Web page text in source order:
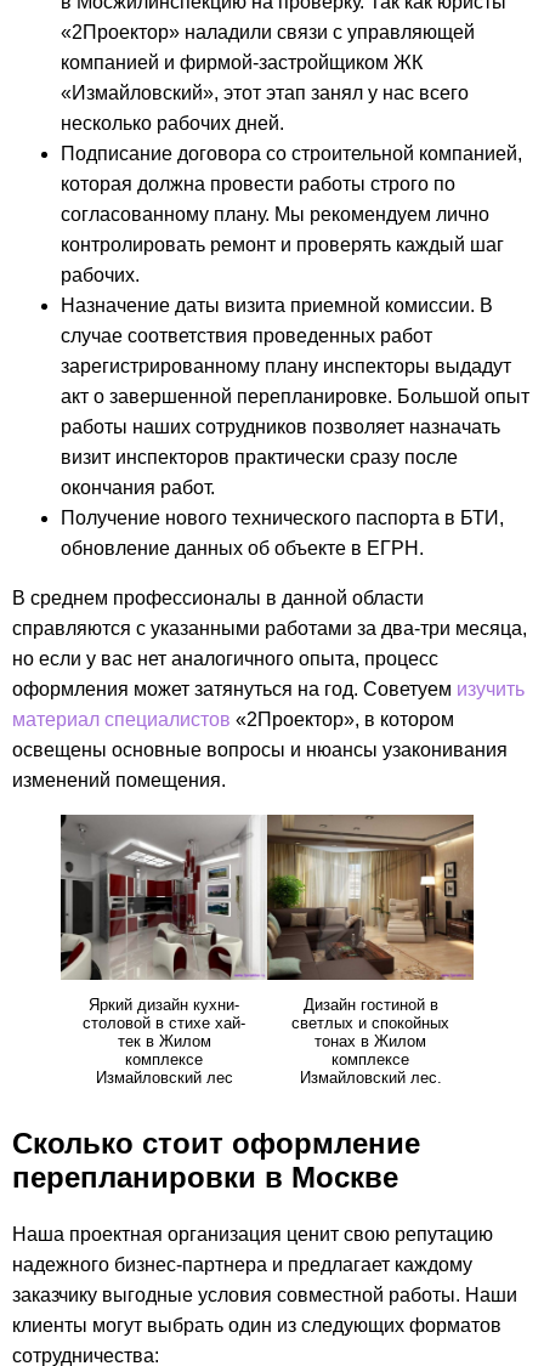
«2Проектор» наладили связи с управляющей
компанией и фирмой-застройщиком ЖК
«Измайловский», этот этап занял у нас всего
несколько рабочих дней.
Подписание договора со строительной компанией,
которая должна провести работы строго по
согласованному плану. Мы рекомендуем лично
контролировать ремонт и проверять каждый шаг
рабочих.
Назначение даты визита приемной комиссии. В
случае соответствия проведенных работ
зарегистрированному плану инспекторы выдадут
акт о завершенной перепланировке. Большой опыт
работы наших сотрудников позволяет назначать
визит инспекторов практически сразу после
окончания работ.
Получение нового технического паспорта в БТИ,
обновление данных об объекте в ЕГРН.
В среднем профессионалы в данной области
справляются с указанными работами за два-три месяца,
но если у вас нет аналогичного опыта, процесс
оформления может затянуться на год. Советуем изучить
материал специалистов «2Проектор», в котором
освещены основные вопросы и нюансы узаконивания
изменений помещения.
Яркий дизайн кухни-
столовой в стихе хай-
тек в Жилом
комплексе
Измайловский лес
Дизайн гостиной в
светлых и спокойных
тонах в Жилом
комплексе
Измайловский лес.
Сколько стоит оформление
перепланировки в Москве
Наша проектная организация ценит свою репутацию
надежного бизнес-партнера и предлагает каждому
заказчику выгодные условия совместной работы. Наши
клиенты могут выбрать один из следующих форматов
сотрудничества: